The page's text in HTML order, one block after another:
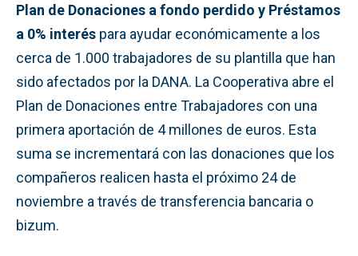
Plan de Donaciones a fondo perdido y Préstamos
a 0% interés para ayudar económicamente a los
cerca de 1.000 trabajadores de su plantilla que han
sido afectados por la DANA. La Cooperativa abre el
Plan de Donaciones entre Trabajadores con una
primera aportación de 4 millones de euros. Esta
suma se incrementará con las donaciones que los
compañeros realicen hasta el próximo 24 de
noviembre a través de transferencia bancaria o
bizum.